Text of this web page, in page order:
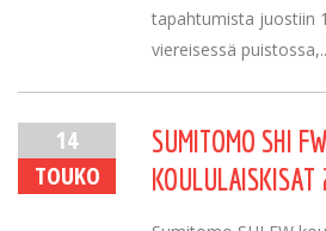
tapahtumista juostiin
viereisessä
14
TOUKO
SUMITOMO SHI
KOULULAISKISAT